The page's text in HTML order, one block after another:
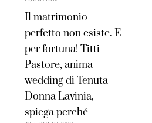
Il matrimonio
perfetto non esiste. E
per fortuna! Titti
Pastore, anima
wedding di Tenuta
Donna Lavinia,
spiega perché